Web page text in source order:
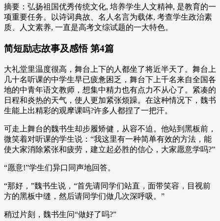
摘要：弘扬祖国优秀传统文化, 培养学生人文精神, 是教育的一
项重要任务。以诗词典故、名人名言为载体, 考查学生政治素
质、人文素养, 一直是高考文综试题的一大特色。
简短励志故事及感悟 第4篇
大礼堂里温度很高，舞台上下的人都坐了将近半天了。舞台上
几十名听课的中学生早已疲惫困乏，舞台下上千名来自全国各
地的中青年语文教师，想集中精力也有点力不从心了。紧凑的
日程和炎热的天气，使人更加紧张烦躁。在这种情况下，魏书
生能上出精彩的观摩课吗?许多人都捏了一把汗。
可走上舞台的魏书生却步履矫健，从容不迫。他站到黑板前，
微笑着对听课的学生说：“我这里有一种简单有效的方法，能
使大家消除紧张和疲劳，建立起必胜的信心，大家愿意学吗?”
“愿意!”学生们异口同声地回答。
“那好，”魏书生说，“首先请同学们站直，面带笑容，目视前
方的黑板中缝，然后请同学们做几次深呼吸。”
稍过片刻，魏书生问“做好了吗?”